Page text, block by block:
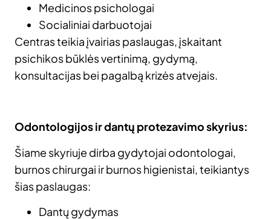
Medicinos psichologai​
Socialiniai darbuotojai​
Centras teikia įvairias paslaugas, įskaitant
psichikos būklės vertinimą, gydymą,
konsultacijas bei pagalbą krizės atvejais.
Odontologijos ir dantų protezavimo skyrius:
Šiame skyriuje dirba gydytojai odontologai,
burnos chirurgai ir burnos higienistai, teikiantys
šias paslaugas:​
Dantų gydymas​